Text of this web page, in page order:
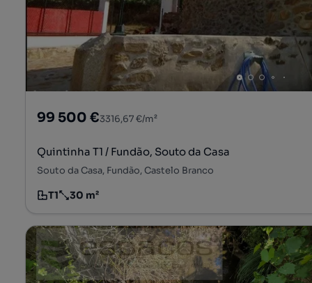
99 500 €3316,67 €/m²
Quintinha T1 / Fundão, Souto da Casa
Souto da Casa, Fundão, Castelo Branco
Tipologia
T1
Preço por metro quadrado
30 m²